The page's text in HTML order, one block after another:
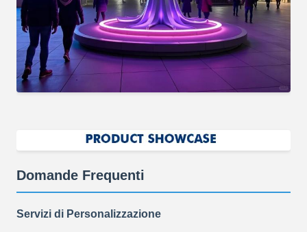
Domande Frequenti
Servizi di Personalizzazione